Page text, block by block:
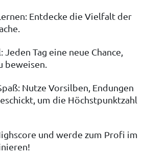
Entdecke die Vielfalt der
Jeden Tag eine neue Chance,
beweisen.
Nutze Vorsilben, Endungen
um die Höchstpunktzahl
und werde zum Profi im